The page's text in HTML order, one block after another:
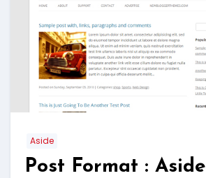
Aside
Post Format : Aside